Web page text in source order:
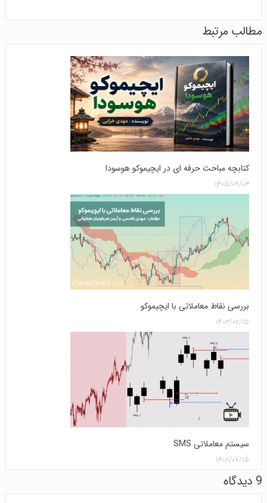
مطالب مرتبط
کتابچه مباحث حرفه ای در ایچیموکو هوسودا
۱۴۰۵/۰۴/۰۳
بررسی نقاط معاملاتی با ایچیموکو
۱۴۰۳/۰۲/۱۵
سیستم معاملاتی SMS
۱۴۰۲/۰۷/۱۵
9 دیدگاه